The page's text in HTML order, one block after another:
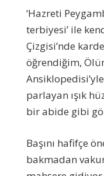
‘Hazreti
terbiyesi’ ile
Çizgisi’nde
öğrendiğim,
parlayan ışık
bir abide gibi
Başını hafifçe
bakmadan